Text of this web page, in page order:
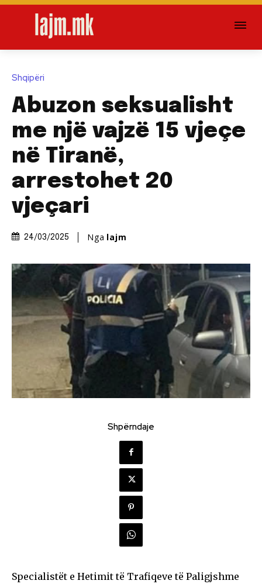
Shqipëri
Abuzon seksualisht
me një vajzë 15 vjeçe
në Tiranë,
arrestohet 20
vjeçari
24/03/2025 Nga lajm
Shpërndaje
Specialistët e Hetimit të Trafiqeve të Paligjshme